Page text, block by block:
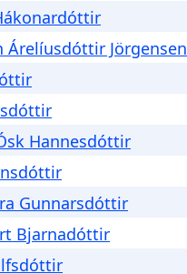
Árelíusdóttir Jörgensen
Hannesdóttir
Gunnarsdóttir
Bjarnadóttir